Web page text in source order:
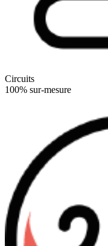
Circuits
100% sur-mesure